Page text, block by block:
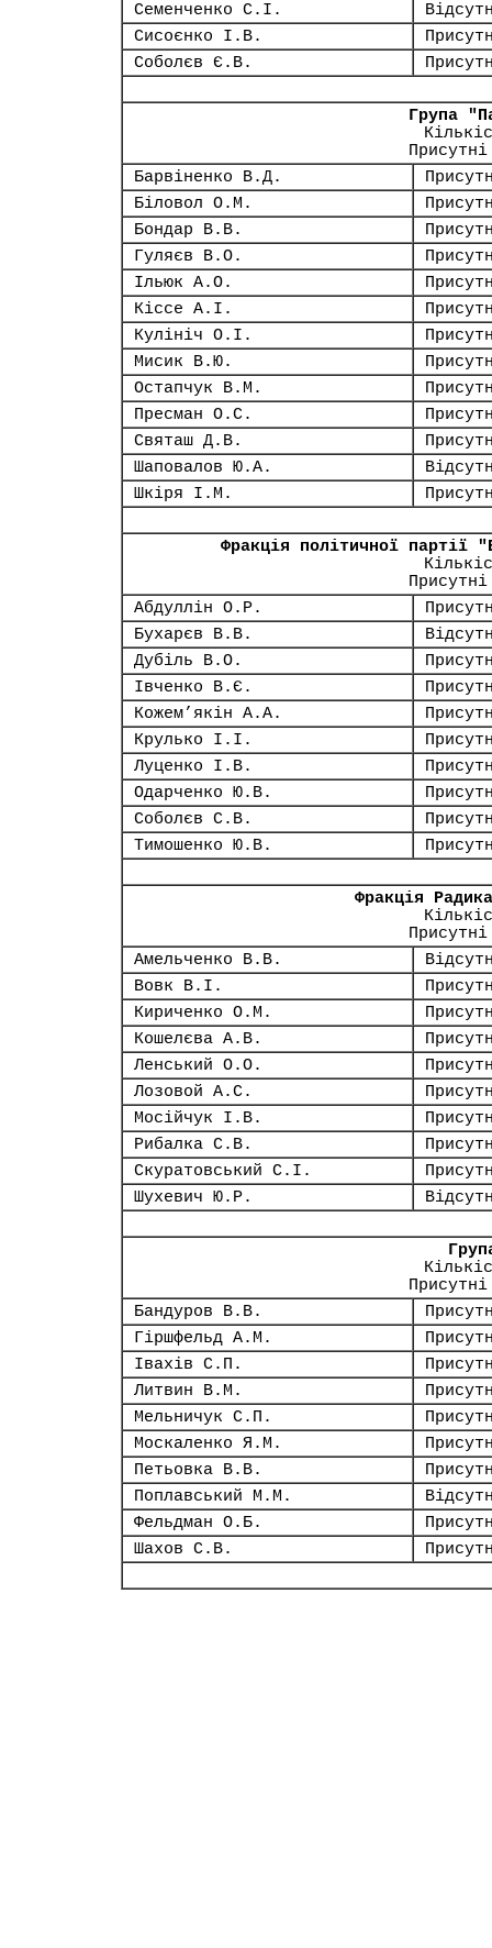
Семенченко С.І.
Сисоєнко І.В.
Соболєв Є.В.
Група
Барвіненко В.Д.
Біловол О.М.
Бондар В.В.
Гуляєв В.О.
Ільюк А.О.
Кіссе А.І.
Кулініч О.І.
Мисик В.Ю.
Остапчук В.М.
Пресман О.С.
Святаш Д.В.
Шаповалов Ю.А.
Шкіря І.М.
Фракція політичної партії
Абдуллін О.Р.
Бухарєв В.В.
Дубіль В.О.
Івченко В.Є.
Кожем’якін А.А.
Крулько І.І.
Луценко І.В.
Одарченко Ю.В.
Соболєв С.В.
Тимошенко Ю.В.
Фракція
Амельченко В.В.
Вовк В.І.
Кириченко О.М.
Кошелєва А.В.
Ленський О.О.
Лозовой А.С.
Мосійчук І.В.
Рибалка С.В.
Скуратовський С.І.
Шухевич Ю.Р.
Бандуров В.В.
Гіршфельд А.М.
Івахів С.П.
Литвин В.М.
Мельничук С.П.
Москаленко Я.М.
Петьовка В.В.
Поплавський М.М.
Фельдман О.Б.
Шахов С.В.